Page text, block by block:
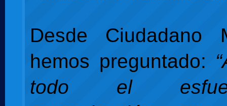
Desde Ciudadano
hemos preguntado:
todo el